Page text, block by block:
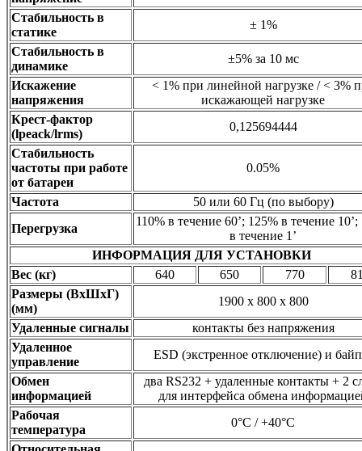
Стабильность в
статике
± 1%
Стабильность в
динамике
±5% за 10 мс
Искажение
напряжения
< 1% при линейной нагрузке / < 3%
искажающей нагрузке
Крест-фактор
(lpeack/lrms)
0,125694444
Стабильность
частоты при работе
от батареи
0.05%
Частота
50 или 60 Гц (по выбору)
Перегрузка
110% в течение 60’; 125% в течение 10’;
в течение 1’
ИНФОРМАЦИЯ ДЛЯ УСТАНОВКИ
Вес (кг)
640 650 770
Размеры (ВхШхГ)
(мм)
1900 x 800 x 800
Удаленные сигналы
контакты без напряжения
Удаленное
управление
ESD (экстренное отключение) и
Обмен
информацией
два RS232 + удаленные контакты + 2
для интерфейса обмена
Рабочая
температура
0°C / +40°C